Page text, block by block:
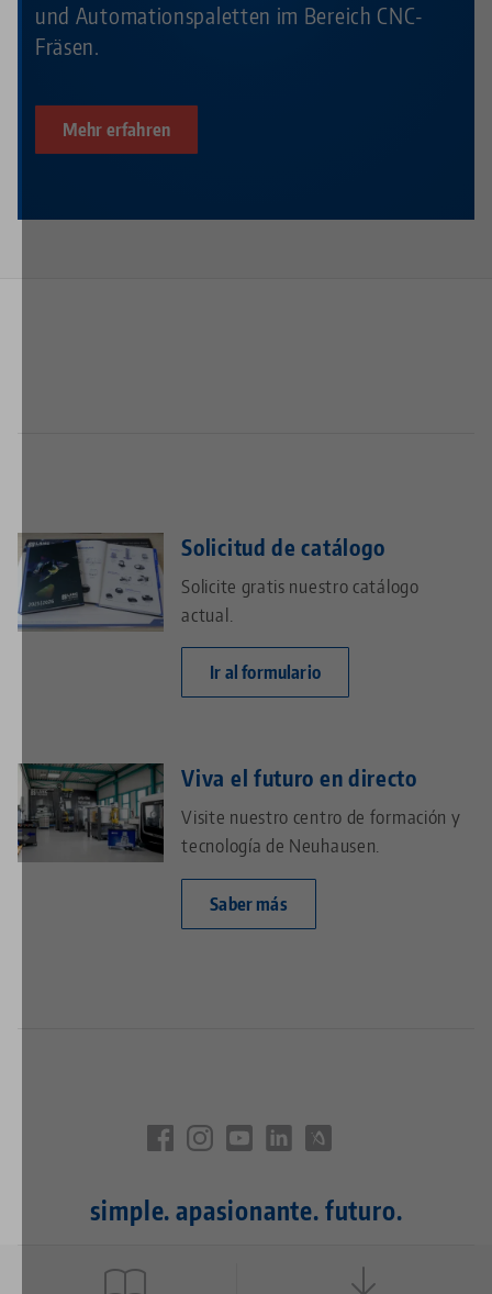
und Automationspaletten im Bereich CNC-
Fräsen.
Mehr erfahren
Solicitud de catálogo
Solicite gratis nuestro catálogo
actual.
Ir al formulario
Viva el futuro en directo
Visite nuestro centro de formación y
tecnología de Neuhausen.
Saber más
simple. apasionante. futuro.